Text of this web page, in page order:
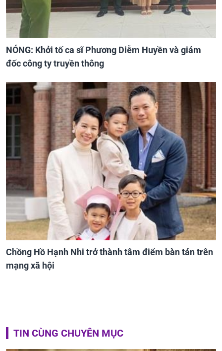
NÓNG: Khởi tố ca sĩ Phương Diễm Huyền và giám
đốc công ty truyền thông
Chồng Hồ Hạnh Nhi trở thành tâm điểm bàn tán trên
mạng xã hội
TIN CÙNG CHUYÊN MỤC